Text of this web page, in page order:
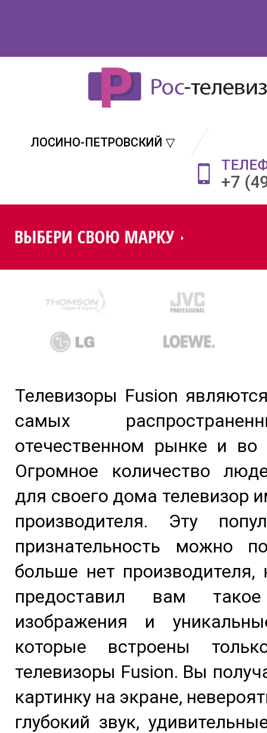
ЛОСИНО-ПЕТРОВСКИЙ ▽
+7
Телевизоры Fusion
самых
отечественном рынке и
Огромное количество
для своего дома телевизор
производителя. Эту
признательность можно
больше нет
предоставил вам
изображения и
которые встроены
телевизоры Fusion. Вы
картинку на экране,
глубокий звук,